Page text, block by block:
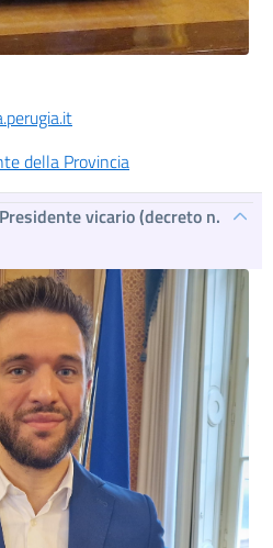
della Provincia
vicario (decreto n.